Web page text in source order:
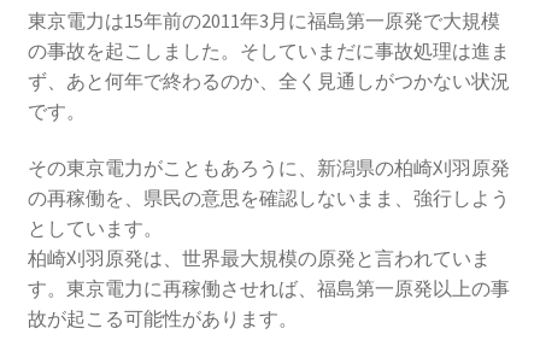
2014.3.16 第３回原発ゼロへのカウントダウンinかわ
さき 集会
2014.10.13 「今こそ９条inかわさき」大集会 第二分
2022.3.13 第11回原発ゼロへのカウントダウンinかわ
さき 集会
2015.3.8 第4回原発ゼロへのカウントダウンinかわさ
き 集会
東京電力は15年前の2011年3月に福島第一原発で大規模
の事故を起こしました。そしていまだに事故処理は進ま
ず、あと何年で終わるのか、全く見通しがつかない状況
です。
その東京電力がこともあろうに、新潟県の柏崎刈羽原発
の再稼働を、県民の意思を確認しないまま、強行しよう
としています。
柏崎刈羽原発は、世界最大規模の原発と言われていま
す。東京電力に再稼働させれば、福島第一原発以上の事
故が起こる可能性があります。